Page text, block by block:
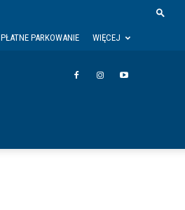
PŁATNE PARKOWANIE WIĘCEJ